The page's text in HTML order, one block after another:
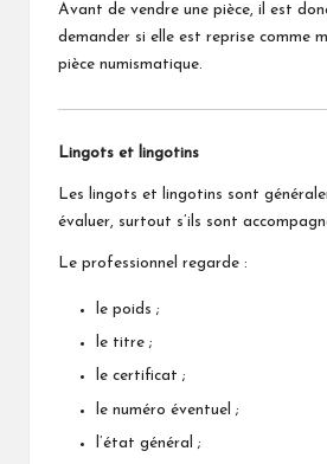
Avant de vendre une pièce, il est
demander si elle est reprise comme
pièce numismatique.
Lingots et lingotins
Les lingots et lingotins sont
évaluer, surtout s’ils sont
Le professionnel regarde :
le poids ;
le titre ;
le certificat ;
le numéro éventuel ;
l’état général ;